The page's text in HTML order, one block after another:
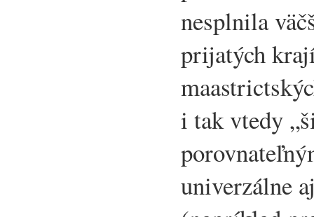
nesplnila
prijatých
i tak vtedy
univerzálne